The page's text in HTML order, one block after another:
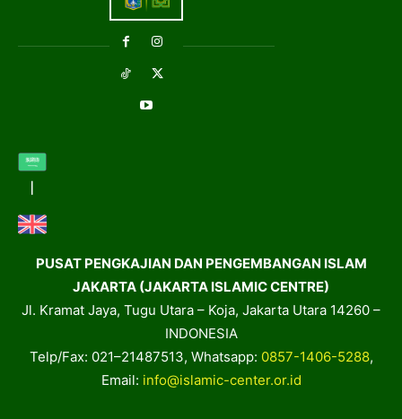
PUSAT PENGKAJIAN DAN PENGEMBANGAN ISLAM
JAKARTA (JAKARTA ISLAMIC CENTRE)
Jl. Kramat Jaya, Tugu Utara – Koja, Jakarta Utara 14260 –
INDONESIA
Telp/Fax: 021–21487513, Whatsapp: 0857-1406-5288,
Email: info@islamic-center.or.id